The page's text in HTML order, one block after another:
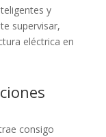
y
supervisar,
eléctrica en
consigo